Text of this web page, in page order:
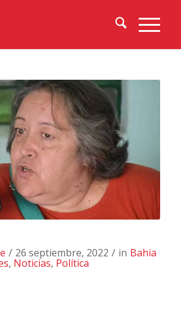
/ 26 septiembre, 2022 / in Bahia
, Noticias, Política